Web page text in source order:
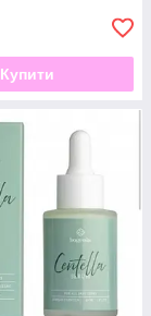
Купити